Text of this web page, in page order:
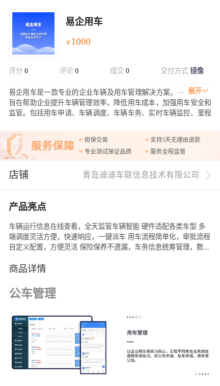
易企用车
￥ 1000
评分 0 评论 0 成交 0 交付方式镜像
展开
易企用车是一款专业的企业车辆及用车管理解决方案，
旨在帮助企业提升车辆管理效率，降低用车成本，加强用车安全和
监管。包括用车申请、车辆调度、车辆车务、实时车辆监控、里程
担保交易
支持5天无理由退款
专业测试保证品质
服务全程监管
店铺 青岛迪迪车联信息技术有限公司
产品亮点
车辆运行信息在线查看，全天监管车辆智能 硬件适配各类车型 多
端调度灵活方便，快速响应，一键派车 用车流程简单化，审批流程
自定义配置，方便灵活 保险保养不遗漏，车务信息统筹管理，数据
成本
商品详情
公车管理